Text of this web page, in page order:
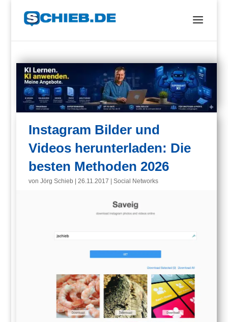
Instagram Bilder und
Videos herunterladen: Die
besten Methoden 2026
vonJörg Schieb |26.11.2017 |Social Networks